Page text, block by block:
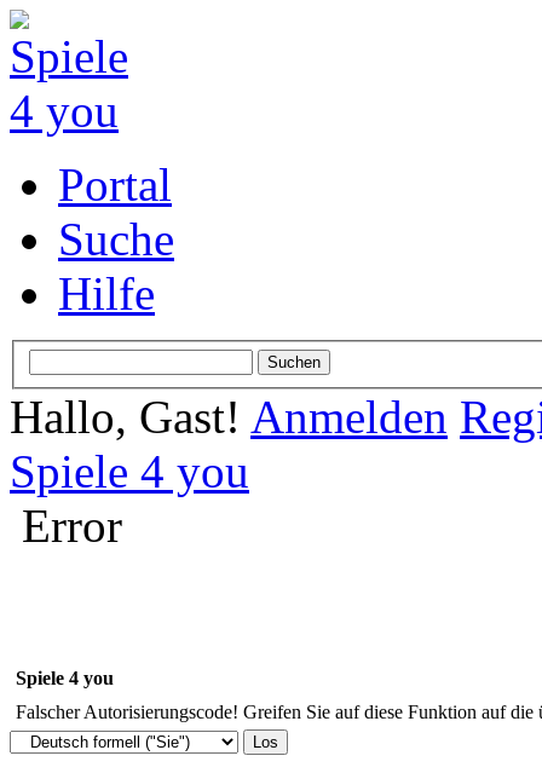
Portal
Suche
Hilfe
Hallo, Gast! Anmelden
Spiele 4 you
Error
Spiele 4 you
Falscher Autorisierungscode! Greifen Sie auf diese Funktion auf